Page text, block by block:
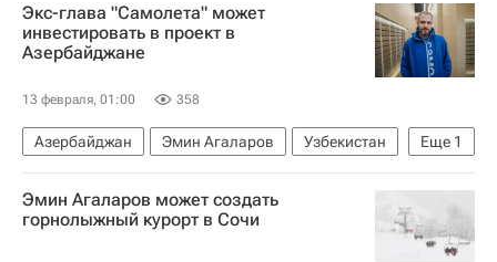
Загородная недвижимость
Экс-глава "Самолета" может
инвестировать в проект в
Азербайджане
13 февраля, 01:00 358
Еще 1
Азербайджан Эмин Агаларов
Узбекистан
Каспийское море
Эмин Агаларов может создать
горнолыжный курорт в Сочи